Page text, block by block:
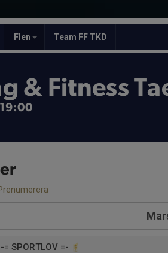
Flen Team FF TKD
& Fitness
-= SPORTLOV =-